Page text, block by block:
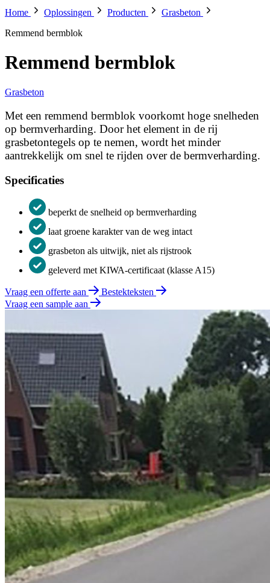
Home Oplossingen Producten
Grasbeton
Remmend bermblok
Remmend bermblok
Grasbeton
Met een remmend bermblok voorkomt hoge snelheden
op bermverharding. Door het element in de rij
grasbetontegels op te nemen, wordt het minder
aantrekkelijk om snel te rijden over de bermverharding.
Specificaties
beperkt de snelheid op bermverharding
laat groene karakter van de weg intact
grasbeton als uitwijk, niet als rijstrook
geleverd met KIWA-certificaat (klasse A15)
Vraag een offerte aan
Bestekteksten
Vraag een sample aan